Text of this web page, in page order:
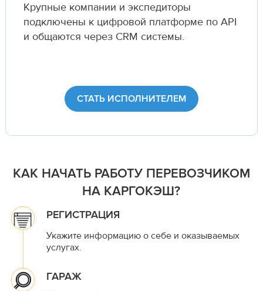
Крупные компании и экспедиторы
подключены к цифровой платформе по API
и общаются через CRM системы.
СТАТЬ ИСПОЛНИТЕЛЕМ
КАК НАЧАТЬ РАБОТУ ПЕРЕВОЗЧИКОМ
НА КАРГОКЭШ?
РЕГИСТРАЦИЯ
Укажите информацию о себе и оказываемых
услугах.
ГАРАЖ